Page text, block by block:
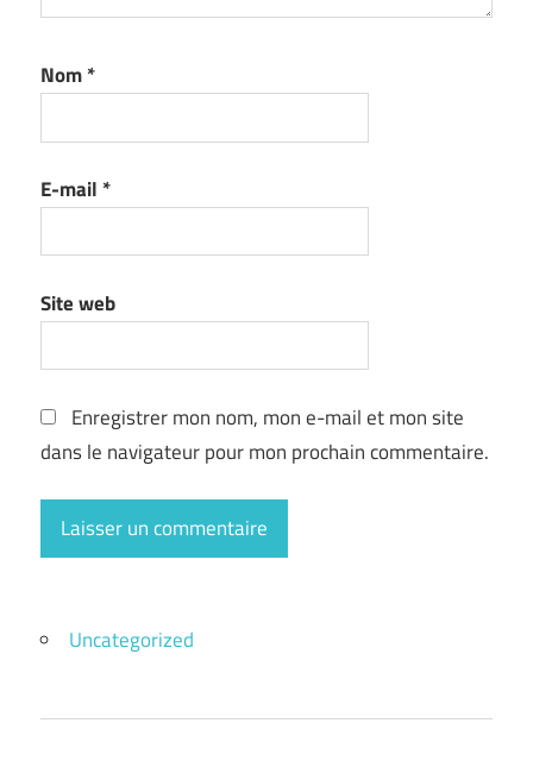
Nom*
E-mail *
Site web
Enregistrer mon nom, mon e-mail et mon site
dans le navigateur pour mon prochain commentaire.
Uncategorized